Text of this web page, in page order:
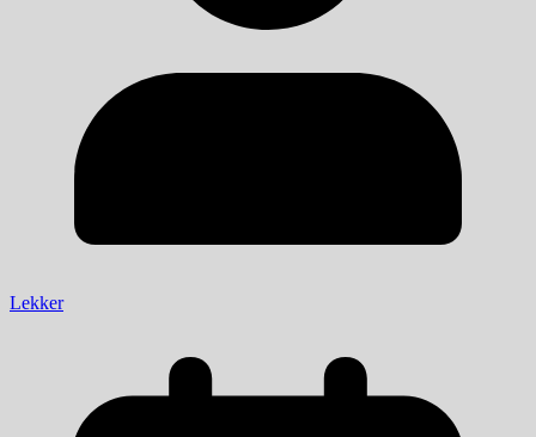
Lekker